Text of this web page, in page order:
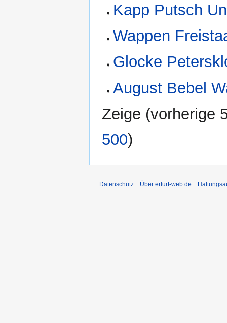
Kapp Putsch
Wappen
Glocke
August Bebel
Zeige (vorherige
500)
Datenschutz Über erfurt-web.de